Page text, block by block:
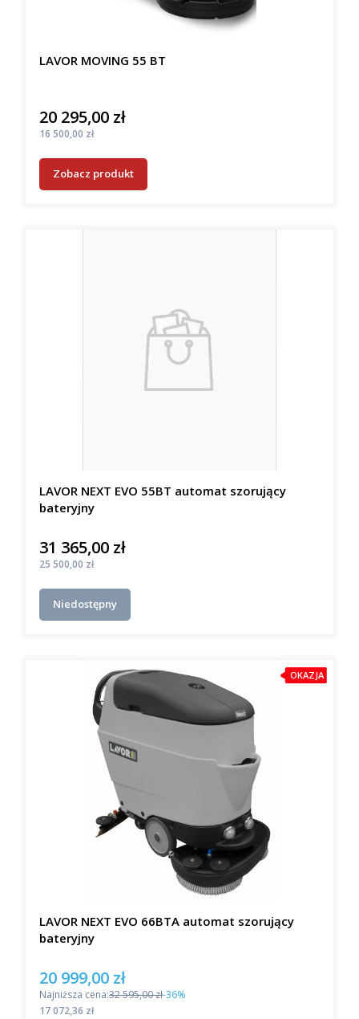
LAVOR MOVING 55 BT
Cena
20 295,00 zł
Cena
16 500,00 zł
Zobacz produkt
LAVOR NEXT EVO 55BT automat szorujący
bateryjny
Cena
31 365,00 zł
Cena
25 500,00 zł
Niedostępny
OKAZJA
LAVOR NEXT EVO 66BTA automat szorujący
bateryjny
Cena promocyjna
20 999,00 zł
Najniższa cena:32 595,00 zł-36%
Cena
17 072,36 zł